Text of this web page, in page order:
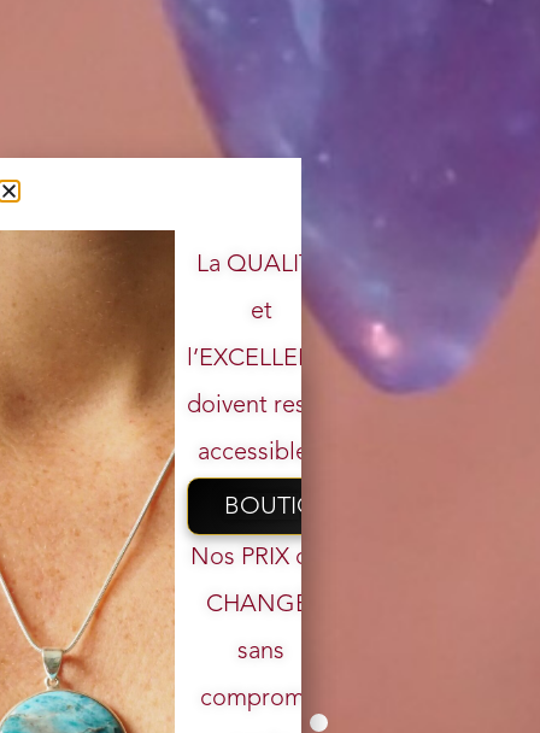
Votre email
La QUALITÉ
et
l’EXCELLENCE
doivent rester
accessibles.
BOUTIQUE
Nos PRIX ont
CHANGÉ,
sans
compromis